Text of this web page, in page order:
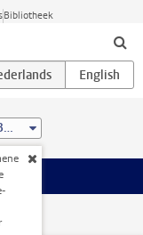
Bibliotheek
Kunstmatige Intelligentie (BSc)